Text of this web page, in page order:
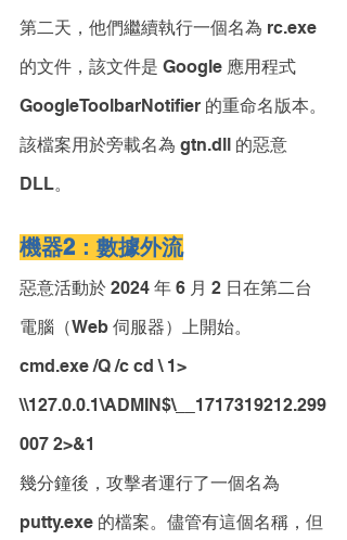
第二天，他們繼續執行一個名為 rc.exe
的文件，該文件是 Google 應用程式
GoogleToolbarNotifier 的重命名版本。
該檔案用於旁載名為 gtn.dll 的惡意
DLL。
機器2：數據外流
惡意活動於 2024 年 6 月 2 日在第二台
電腦（Web 伺服器）上開始。
cmd.exe /Q /c cd \ 1>
\\127.0.0.1\ADMIN$\__1717319212.299
007 2>&1
幾分鐘後，攻擊者運行了一個名為
putty.exe 的檔案。儘管有這個名稱，但